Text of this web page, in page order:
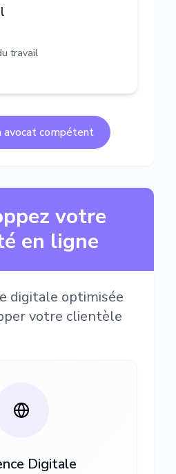
travail
avocat compétent
votre
en ligne
digitale optimisée
votre clientèle
Digitale